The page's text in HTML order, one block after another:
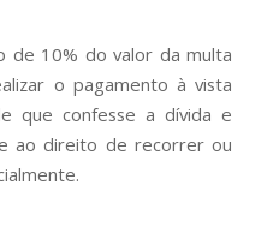
de 10% do valor da multa
o pagamento à vista
que confesse a dívida e
ao direito de recorrer ou